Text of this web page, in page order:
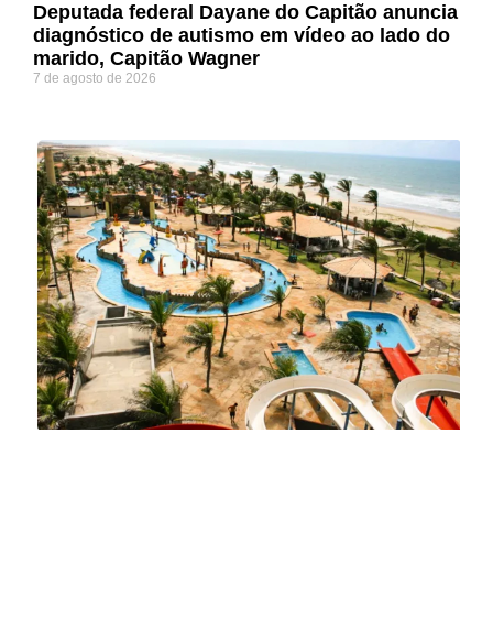
Deputada federal Dayane do Capitão anuncia
diagnóstico de autismo em vídeo ao lado do
marido, Capitão Wagner
7 de agosto de 2026